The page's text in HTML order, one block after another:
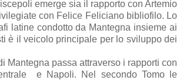
emerge sia il rapporto con Artemio
con Felice Feliciano bibliofilo. Lo
latine condotto da Mantegna insieme ai
è il veicolo principale per lo sviluppo dei
Mantegna passa attraverso i rapporti con
e Napoli. Nel secondo Tomo le